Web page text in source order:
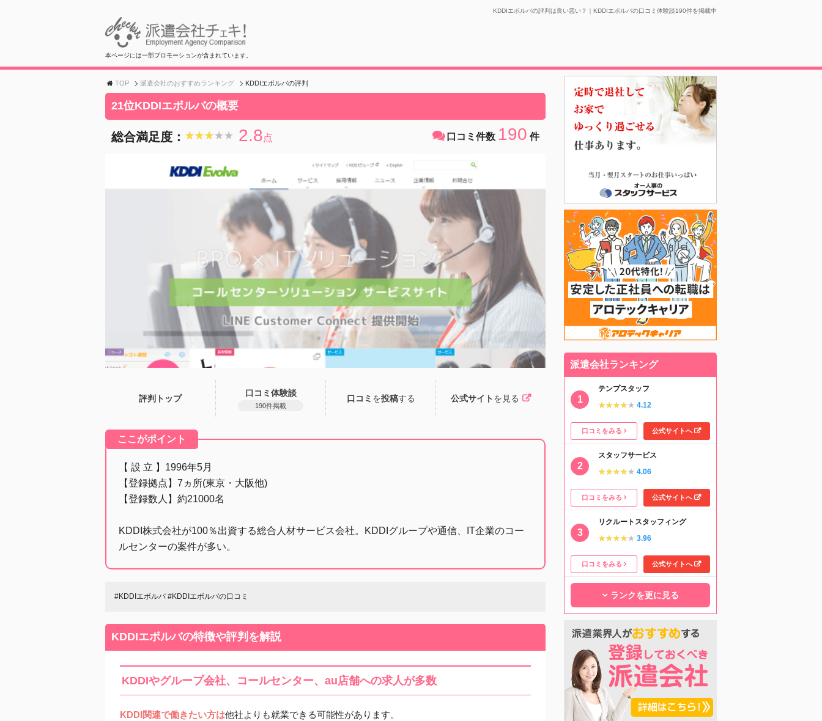
KDDIエボルバの評判は良い悪い？｜KDDIエボルバの口コミ体験談190件を掲載中
本ページには一部プロモーションが含まれています。
TOP 派遣会社のおすすめランキング KDDIエボルバの評判
21位KDDIエボルバの概要
総合満足度： ★★★★★
★★★★★ 2.8点 口コミ件数 190 件
評判トップ
口コミ体験談
190件掲載
口コミ を投稿する 公式サイト を見る
ここがポイント
【 設 立 】1996年5月
【登録拠点】7ヵ所(東京・大阪他)
【登録数人】約21000名
KDDI株式会社が100％出資する総合人材サービス会社。KDDIグループや通信、IT企業のコー
ルセンターの案件が多い。
#KDDIエボルバ #KDDIエボルバの口コミ
KDDIエボルバの特徴や評判を解説
KDDIやグループ会社、コールセンター、au店舗への求人が多数
KDDI関連で働きたい方は他社よりも就業できる可能性があります。
派遣会社ランキング
テンプスタッフ
★★★★★
★★★★★ 4.12
口コミをみる 公式サイトへ
スタッフサービス
★★★★★
★★★★★ 4.06
口コミをみる 公式サイトへ
リクルートスタッフィング
★★★★★
★★★★★ 3.96
口コミをみる 公式サイトへ
ランクを更に見る